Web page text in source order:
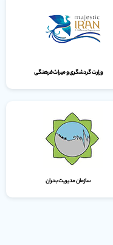
وزارت گردشگری و میراث‌فرهنگی
سازمان مدیریت بحران